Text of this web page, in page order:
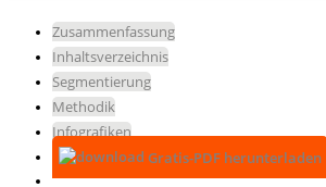
Zusammenfassung
Inhaltsverzeichnis
Segmentierung
Methodik
Infografiken
Gratis-PDF herunterladen